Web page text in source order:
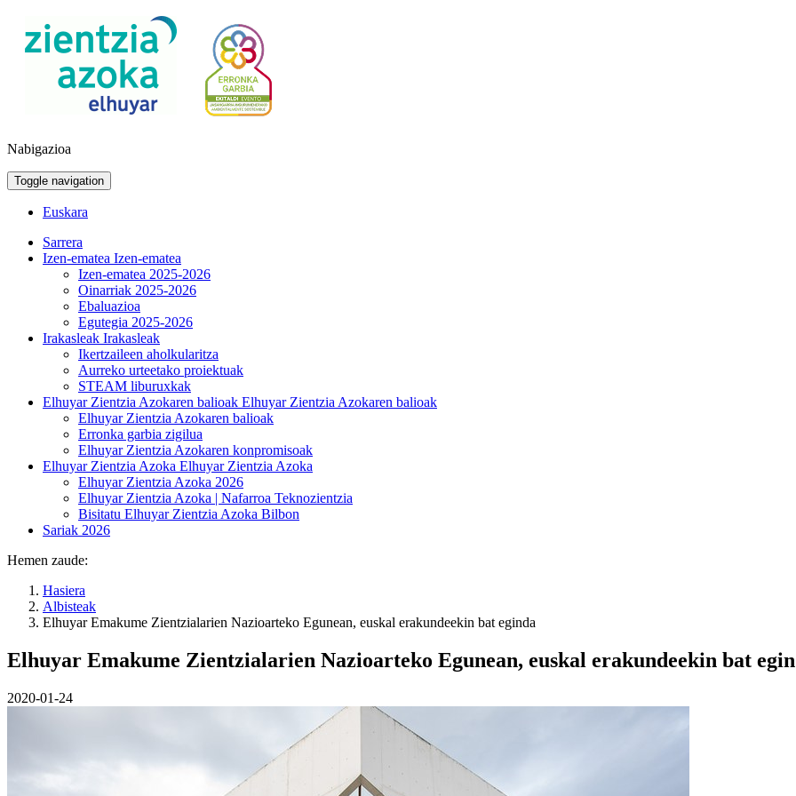
Nabigazioa
Toggle navigation
Euskara
Sarrera
Izen-ematea Izen-ematea
Izen-ematea 2025-2026
Oinarriak 2025-2026
Ebaluazioa
Egutegia 2025-2026
Irakasleak Irakasleak
Ikertzaileen aholkularitza
Aurreko urteetako proiektuak
STEAM liburuxkak
Elhuyar Zientzia Azokaren balioak Elhuyar Zientzia Azokaren balioak
Elhuyar Zientzia Azokaren balioak
Erronka garbia zigilua
Elhuyar Zientzia Azokaren konpromisoak
Elhuyar Zientzia Azoka Elhuyar Zientzia Azoka
Elhuyar Zientzia Azoka 2026
Elhuyar Zientzia Azoka | Nafarroa Teknozientzia
Bisitatu Elhuyar Zientzia Azoka Bilbon
Sariak 2026
Hemen zaude:
Hasiera
Albisteak
Elhuyar Emakume Zientzialarien Nazioarteko Egunean, euskal erakundeekin bat eginda
Elhuyar Emakume Zientzialarien Nazioarteko Egunean, euskal erakundeekin bat
2020-01-24